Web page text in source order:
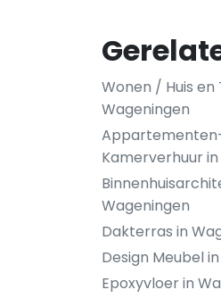
Wonen / Huis en
Wageningen
Kamerverhuur
Wageningen
Dakterras in
Design Meubel
Epoxyvloer in